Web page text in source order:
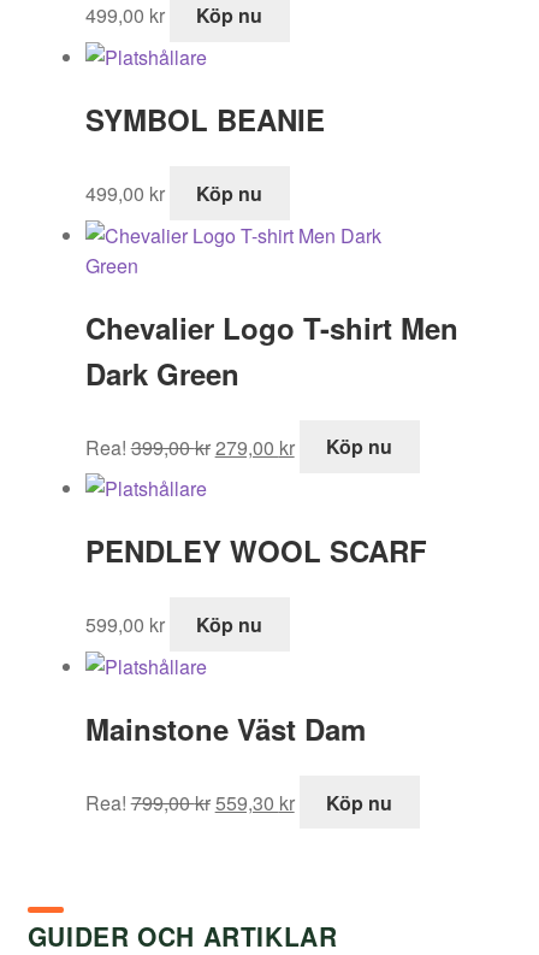
499,00 kr Köp nu
SYMBOL BEANIE
499,00 kr Köp nu
Chevalier Logo T-shirt Men
Dark Green
Rea! 399,00kr
ursprungliga
399,00 kr.
279,00 kr
nuvarande
279,00 kr.
Köp nu
PENDLEY WOOL SCARF
599,00 kr Köp nu
Mainstone Väst Dam
Rea! 799,00kr
ursprungliga
559,30 kr
nuvarande
Köp nu
GUIDER OCH ARTIKLAR